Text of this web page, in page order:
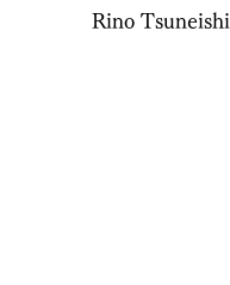
Rino Tsuneishi